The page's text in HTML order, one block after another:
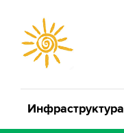
Инфраструктура